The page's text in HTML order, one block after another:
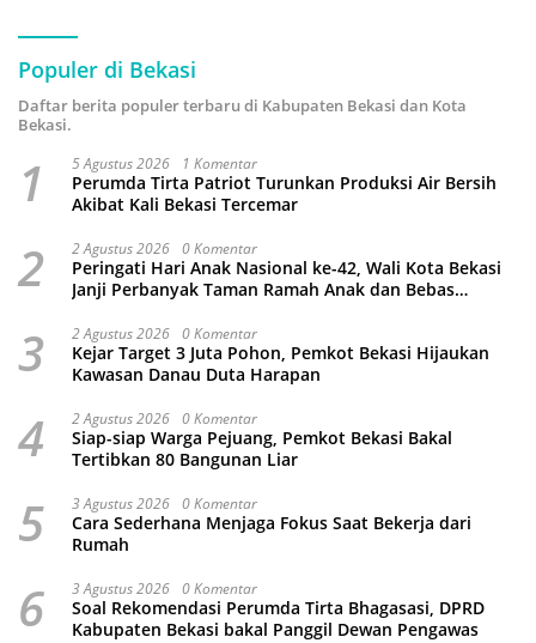
Populer di Bekasi
Daftar berita populer terbaru di Kabupaten Bekasi dan Kota
Bekasi.
1 5 Agustus 2026 1 Komentar
Perumda Tirta Patriot Turunkan Produksi Air Bersih
Akibat Kali Bekasi Tercemar
2 2 Agustus 2026 0 Komentar
Peringati Hari Anak Nasional ke-42, Wali Kota Bekasi
Janji Perbanyak Taman Ramah Anak dan Bebas
3 2 Agustus 2026 0 Komentar
Kejar Target 3 Juta Pohon, Pemkot Bekasi Hijaukan
Kawasan Danau Duta Harapan
4 2 Agustus 2026 0 Komentar
Siap-siap Warga Pejuang, Pemkot Bekasi Bakal
Tertibkan 80 Bangunan Liar
5 3 Agustus 2026 0 Komentar
Cara Sederhana Menjaga Fokus Saat Bekerja dari
Rumah
6 3 Agustus 2026 0 Komentar
Soal Rekomendasi Perumda Tirta Bhagasasi, DPRD
Kabupaten Bekasi bakal Panggil Dewan Pengawas